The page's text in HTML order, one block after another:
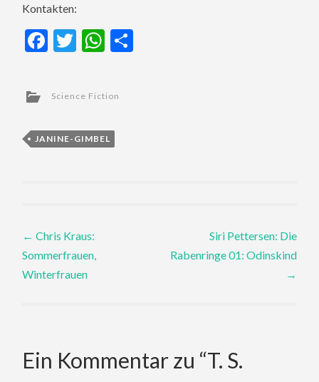
Kontakten:
Facebook
TwitterWhatsApp
Science Fiction
JANINE-GIMBEL
Post
navigation
← Chris Kraus:
Sommerfrauen,
Winterfrauen
Siri Pettersen: Die
Rabenringe 01: Odinskind
→
Ein Kommentar zu “T. S.